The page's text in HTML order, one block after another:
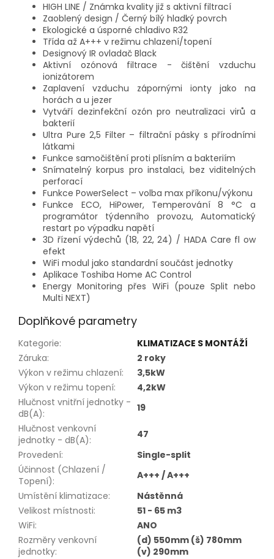
HIGH LINE / Známka kvality již s aktivní filtrací
Zaoblený design / Černý bílý hladký povrch
Ekologické a úsporné chladivo R32
Třída až A+++ v režimu chlazení/topení
Designový IR ovladač Black
Aktivní ozónová filtrace - čištění vzduchu
ionizátorem
Zaplavení vzduchu zápornými ionty jako na
horách a u jezer
Vytváří dezinfekční ozón pro neutralizaci virů a
bakterií
Ultra Pure 2,5 Filter – filtrační pásky s přírodními
látkami
Funkce samočištění proti plísním a bakteriím
Snímatelný korpus pro instalaci, bez viditelných
perforací
Funkce PowerSelect – volba max příkonu/výkonu
Funkce ECO, HiPower, Temperování 8 °C a
programátor týdenního provozu, Automatický
restart po výpadku napětí
3D řízení výdechů (18, 22, 24) / HADA Care fl ow
efekt
WiFi modul jako standardní součást jednotky
Aplikace Toshiba Home AC Control
Energy Monitoring přes WiFi (pouze Split nebo
Multi NEXT)
Doplňkové parametry
Kategorie:
KLIMATIZACE S MONTÁŽÍ
Záruka:
2 roky
Výkon v režimu chlazení:
3,5kW
Výkon v režimu topení:
4,2kW
Hlučnost vnitřní jednotky -
dB(A):
19
Hlučnost venkovní
jednotky - dB(A):
47
Provedení:
Single-split
Účinnost (Chlazení /
Topení):
A+++ / A+++
Umístění klimatizace:
Nástěnná
Velikost místnosti:
51 - 65 m3
WiFi:
ANO
Rozměry venkovní
jednotky:
(d) 550mm (š) 780mm
(v) 290mm